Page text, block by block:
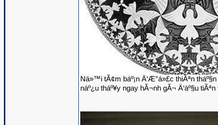
Ná»™i tÃ¢m báº¡n Ä‘Æ°á»£c thiÃªn
náº¿u tháº¥y ngay hÃ¬nh gÃ¬ Ä‘áº§u tiÃªn